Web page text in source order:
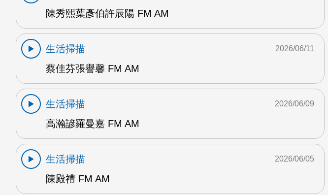
陳秀熙葉彥伯許辰陽 FM AM
生活掃描
蔡佳芬張譽馨 FM AM
2026/06/11
生活掃描
高瀚諺羅曼嘉 FM AM
2026/06/09
生活掃描
陳殿禮 FM AM
2026/06/05